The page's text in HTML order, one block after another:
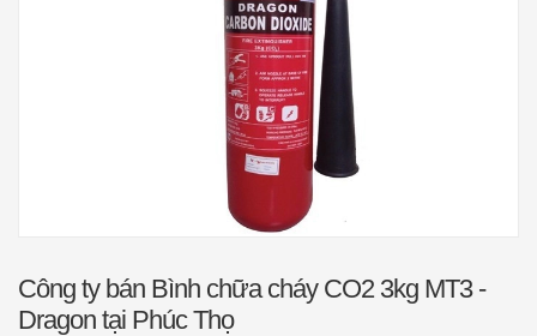
Công ty bán Bình chữa cháy CO2 3kg MT3 -
Dragon tại Phúc Thọ